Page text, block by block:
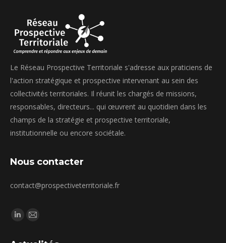
Le Réseau Prospective Territoriale s'adresse aux praticiens de
l'action stratégique et prospective intervenant au sein des
collectivités territoriales. Il réunit les chargés de missions,
responsables, directeurs... qui œuvrent au quotidien dans les
champs de la stratégie et prospective territoriale,
institutionnelle ou encore sociétale.
Nous contacter
contact@prospectiveterritoriale.fr
Trouvez nous sur :
La
La